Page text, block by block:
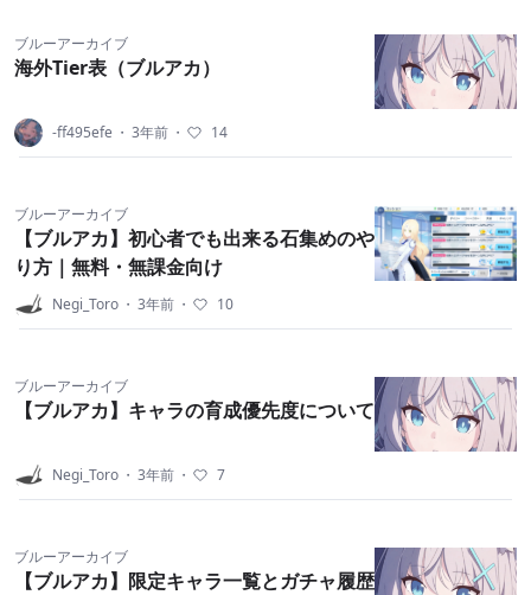
ブルーアーカイブ
海外Tier表（ブルアカ）
-ff495efe ・ 3年前 ・ 14
ブルーアーカイブ
【ブルアカ】初心者でも出来る石集めのや
り方｜無料・無課金向け
Negi_Toro ・ 3年前 ・ 10
ブルーアーカイブ
【ブルアカ】キャラの育成優先度について
Negi_Toro ・ 3年前 ・ 7
ブルーアーカイブ
【ブルアカ】限定キャラ一覧とガチャ履歴